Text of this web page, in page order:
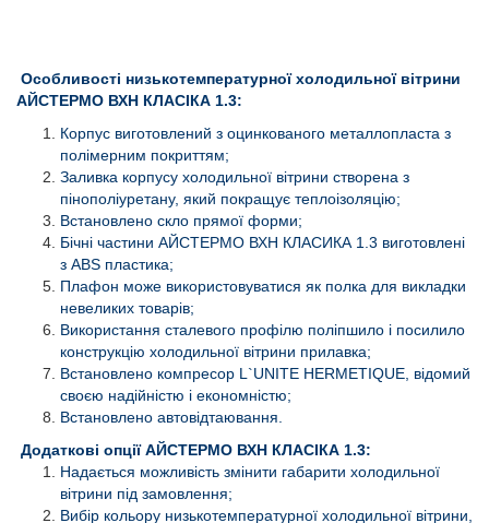
Особливості низькотемпературної холодильної вітрини
АЙСТЕРМО ВХН КЛАСІКА 1.3:
Корпус виготовлений з оцинкованого металлопласта з
полімерним покриттям;
Заливка корпусу холодильної вітрини створена з
пінополіуретану, який покращує теплоізоляцію;
Встановлено скло прямої форми;
Бічні частини АЙСТЕРМО ВХН КЛАСИКА 1.3 виготовлені
з АВS пластика;
Плафон може використовуватися як полка для викладки
невеликих товарів;
Використання сталевого профілю поліпшило і посилило
конструкцію холодильної вітрини прилавка;
Встановлено компресор L`UNITE HERMETIQUE, відомий
своєю надійністю і економністю;
Встановлено автовідтаювання.
Додаткові опції АЙСТЕРМО ВХН КЛАСІКА 1.3:
Надається можливість змінити габарити холодильної
вітрини під замовлення;
Вибір кольору низькотемпературної холодильної вітрини,